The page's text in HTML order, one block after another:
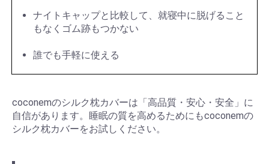
ナイトキャップと比較して、就寝中に脱げること
もなくゴム跡もつかない
誰でも手軽に使える
coconemのシルク枕カバーは「高品質・安心・安全」に
自信があります。睡眠の質を高めるためにもcoconemの
シルク枕カバーをお試しください。